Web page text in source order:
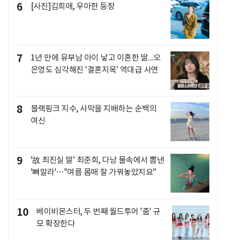
6 [사진]김희애, 우아한 등장
7
1년 만에 유부남 아이 낳고 이혼한 딸...오
은영도 심각해진 '결혼지옥' 역대급 사연
8
블랙핑크 지수, 사막을 지배하는 순백의
여신
9
'故 최진실 딸' 최준희, 다낭 물속에서 뽐낸
'뼈말라'…"여름 몸매 잘 가꿔놓았지요"
10
베이비몬스터, 두 번째 월드투어 '춤' 규
모 확장한다